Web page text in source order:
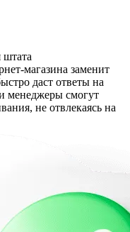
штата
магазина заменит
даст ответы на
менеджеры смогут
не отвлекаясь на